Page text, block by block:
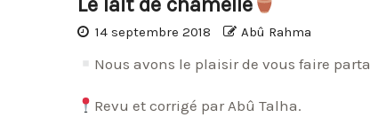
14 septembre 2018 Abû Rahma
Nous avons le plaisir de vous faire
Revu et corrigé par Abû Talha.